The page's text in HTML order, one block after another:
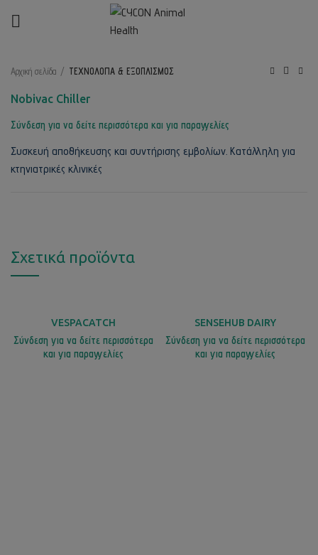
Αρχική σελίδα ΤΕΧΝΟΛΟΓΙΑ & ΕΞΟΠΛΙΣΜΟΣ
Nobivac Chiller
Σύνδεση για να δείτε περισσότερα και για παραγγελίες
Συσκευή αποθήκευσης και συντήρισης εμβολίων. Κατάλληλη για
κτηνιατρικές κλινικές
Σχετικά προϊόντα
VESPACATCH
Σύνδεση για να δείτε περισσότερα
και για παραγγελίες
SENSEHUB DAIRY
Σύνδεση για να δείτε περισσότερα
και για παραγγελίες